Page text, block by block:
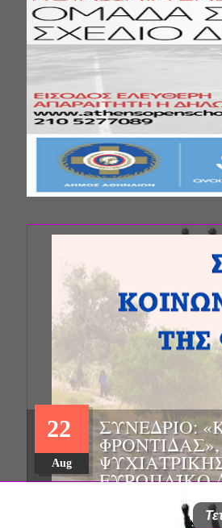
ΗΜΕΡΙΔΑ:
ΠΟΥ
ΤΙΣ Α' & Β'
ΚΛΙΝΙΚΕΣ
01
Mar